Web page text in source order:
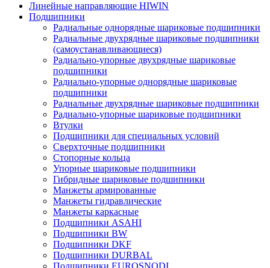
Линейные направляющие HIWIN
Подшипники
Радиальные однорядные шариковые подшипники
Радиальные двухрядные шариковые подшипники
(самоустанавливающиеся)
Радиально-упорные двухрядные шариковые
подшипники
Радиально-упорные однорядные шариковые
подшипники
Радиальные двухрядные шариковые подшипники
Радиально-упорные шариковые подшипники
Втулки
Подшипники для специальных условий
Сверхточные подшипники
Стопорные кольца
Упорные шариковые подшипники
Гибридные шариковые подшипники
Манжеты армированные
Манжеты гидравлические
Манжеты каркасные
Подшипники ASAHI
Подшипники BW
Подшипники DKF
Подшипники DURBAL
Подшипники EUROSNODI